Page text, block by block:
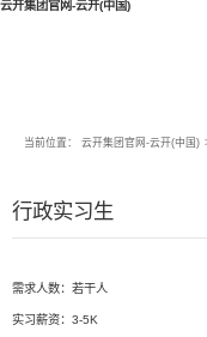
云开集团官网-云开(中国)
当前位置： 云开集团官网-云开(中国)
行政实习生
需求人数：若干人
实习薪资：3-5K